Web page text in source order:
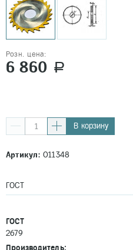
Розн. цена:
6 860 a
В корзину
Артикул:011348
ГОСТ
ГОСТ
2679
Производитель: